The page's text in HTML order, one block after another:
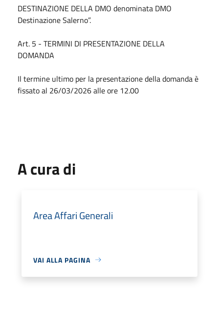
DESTINAZIONE DELLA DMO denominata DMO
Destinazione Salerno”.
Art. 5 - TERMINI DI PRESENTAZIONE DELLA
DOMANDA
Il termine ultimo per la presentazione della domanda è
fissato al 26/03/2026 alle ore 12.00
A cura di
Area Affari Generali
VAI ALLA PAGINA